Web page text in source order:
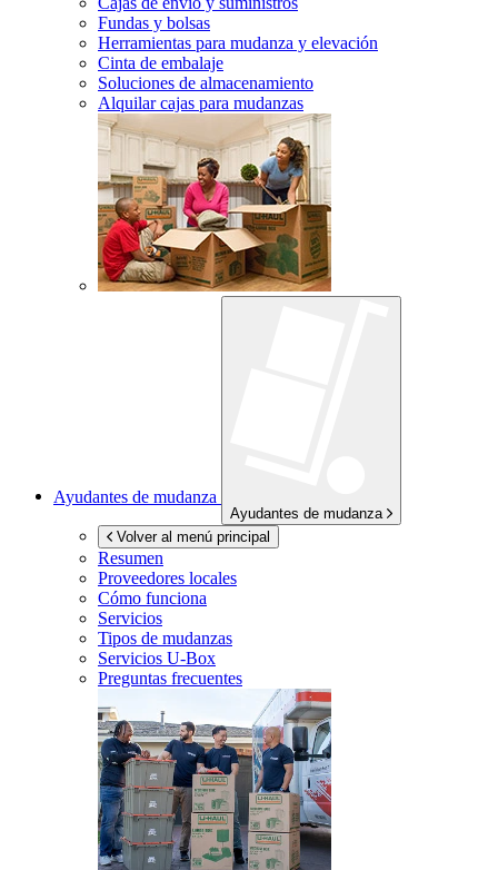
Fundas y bolsas
Herramientas para mudanza y elevación
Cinta de embalaje
Soluciones de almacenamiento
Alquilar cajas para mudanzas
Ayudantes de mudanza
Ayudantes de mudanza
Volver al menú principal
Resumen
Proveedores locales
Cómo funciona
Servicios
Tipos de mudanzas
Servicios U-Box
Preguntas frecuentes